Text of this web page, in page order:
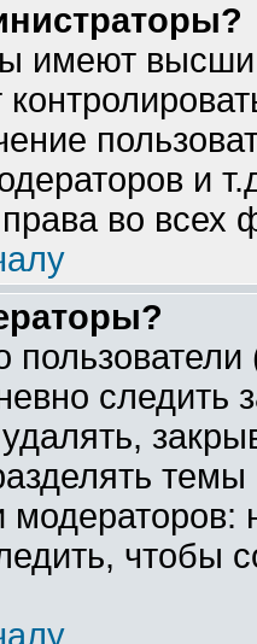
имеют
и
во всех
следить
чтобы